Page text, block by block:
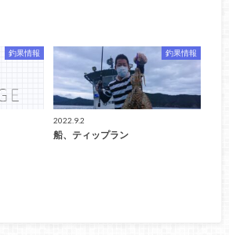
釣果情報 釣果情報
2022.9.2
船、ティップラン